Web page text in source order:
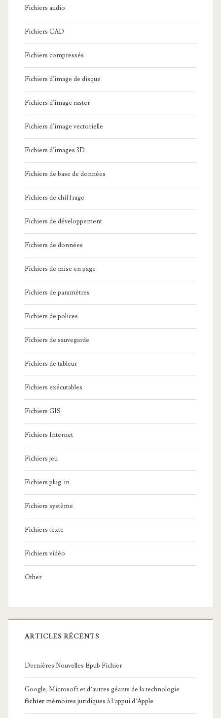
Fichiers audio
Fichiers CAD
Fichiers compressés
Fichiers d'image de disque
Fichiers d'image raster
Fichiers d'image vectorielle
Fichiers d'images 3D
Fichiers de base de données
Fichiers de chiffrage
Fichiers de développement
Fichiers de données
Fichiers de mise en page
Fichiers de paramètres
Fichiers de polices
Fichiers de sauvegarde
Fichiers de tableur
Fichiers exécutables
Fichiers GIS
Fichiers Internet
Fichiers jeu
Fichiers plug-in
Fichiers système
Fichiers texte
Fichiers vidéo
Other
ARTICLES RÉCENTS
Dernières Nouvelles Epub Fichier
Google, Microsoft et d’autres géants de la technologie
fichier mémoires juridiques à l’appui d’Apple